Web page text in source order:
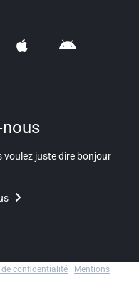
voulez juste dire bonjour
confidentialité | Mentions